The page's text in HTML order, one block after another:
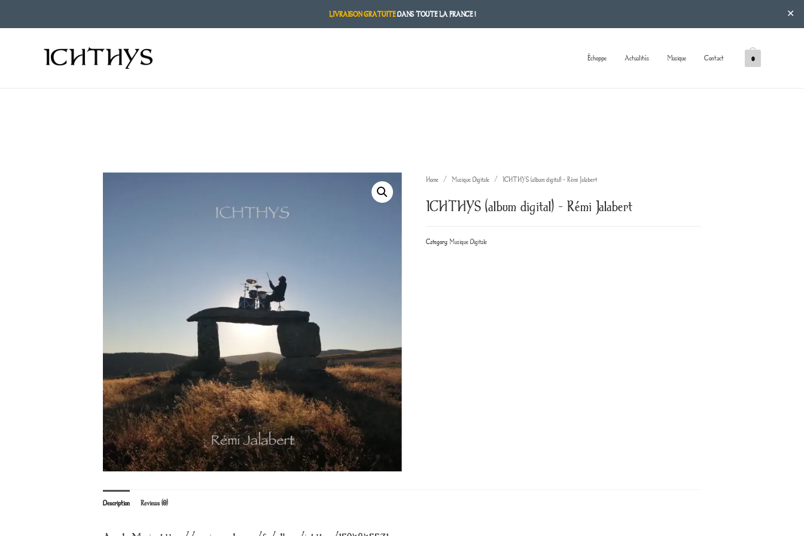
LIVRAISON GRATUITEDANS TOUTE LA FRANCE ! ✕
Échoppe Actualités Musique Contact 0
Home / Musique Digitale / ICHTHYS (album digital) – Rémi Jalabert
ICHTHYS (album digital) – Rémi Jalabert
Category:Musique Digitale
Description Reviews (0)